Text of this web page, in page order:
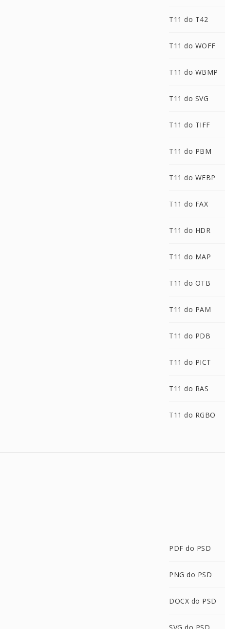
T11 do T42
T11 do WOFF
T11 do WBMP
T11 do SVG
T11 do TIFF
T11 do PBM
T11 do WEBP
T11 do FAX
T11 do HDR
T11 do MAP
T11 do OTB
T11 do PAM
T11 do PDB
T11 do PICT
T11 do RAS
T11 do RGBO
PDF do PSD
PNG do PSD
DOCX do PSD